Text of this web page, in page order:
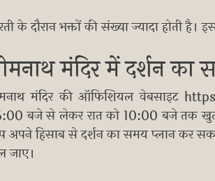
के दौरान भक्तों की संख्या ज्यादा होती
मंदिर में दर्शन का
मंदिर की ऑफिशियल वेबसाइट
बजे से लेकर रात को 10:00 बजे तक खुला
हिसाब से दर्शन का समय प्लान कर
जाए।